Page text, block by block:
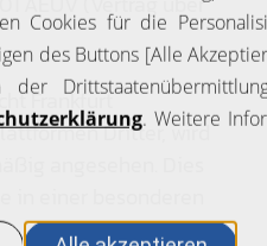
Frankfurt
Dritter, wird
angesehen. Dies
einer besonderen